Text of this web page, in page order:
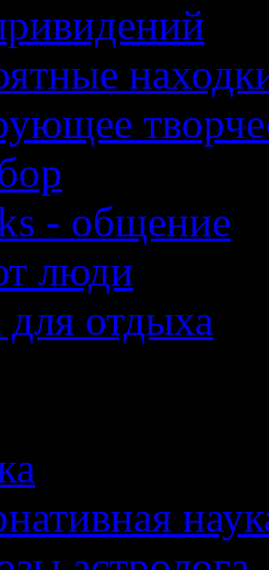
- общение
люди
отдыха